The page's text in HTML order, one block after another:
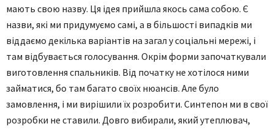
мають свою назву. Ця ідея прийшла якось сама собою. Є
назви, які ми придумуємо самі, а в більшості випадків ми
віддаємо декілька варіантів на загал у соціальні мережі, і
там відбувається голосування. Окрім форми започаткували
виготовлення спальників. Від початку не хотілося ними
займатися, бо там багато своїх нюансів. Але було
замовлення, і ми вирішили їх розробити. Синтепон ми в свої
розробки не ставили. Довго вибирали, який утеплювач,